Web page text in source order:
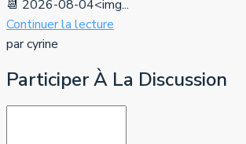
📆 2026-08-04<img...
Continuer la lecture
par cyrine
Participer À La Discussion